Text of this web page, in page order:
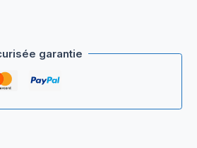
garantie